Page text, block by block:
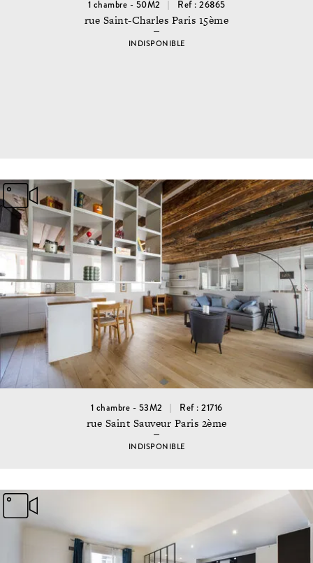
1 chambre - 50M2 Ref : 26865
rue Saint-Charles Paris 15ème
INDISPONIBLE
1 chambre - 53M2 Ref : 21716
rue Saint Sauveur Paris 2ème
INDISPONIBLE